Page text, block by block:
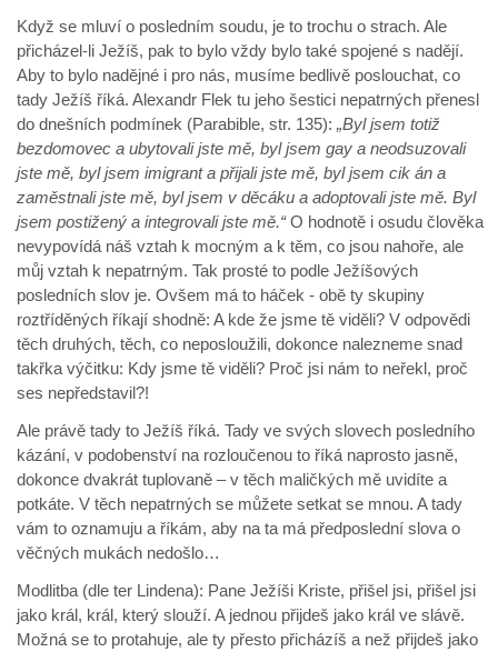
Když se mluví o posledním soudu, je to trochu o strach. Ale
přicházel-li Ježíš, pak to bylo vždy bylo také spojené s nadějí.
Aby to bylo nadějné i pro nás, musíme bedlivě poslouchat, co
tady Ježíš říká. Alexandr Flek tu jeho šestici nepatrných přenesl
do dnešních podmínek (Parabible, str. 135): „Byl jsem totiž
bezdomovec a ubytovali jste mě, byl jsem gay a neodsuzovali
jste mě, byl jsem imigrant a přijali jste mě, byl jsem cik án a
zaměstnali jste mě, byl jsem v děcáku a adoptovali jste mě. Byl
jsem postižený a integrovali jste mě.“O hodnotě i osudu člověka
nevypovídá náš vztah k mocným a k těm, co jsou nahoře, ale
můj vztah k nepatrným. Tak prosté to podle Ježíšových
posledních slov je. Ovšem má to háček - obě ty skupiny
roztříděných říkají shodně: A kde že jsme tě viděli? V odpovědi
těch druhých, těch, co neposloužili, dokonce nalezneme snad
takřka výčitku: Kdy jsme tě viděli? Proč jsi nám to neřekl, proč
ses nepředstavil?!
Ale právě tady to Ježíš říká. Tady ve svých slovech posledního
kázání, v podobenství na rozloučenou to říká naprosto jasně,
dokonce dvakrát tuplovaně – v těch maličkých mě uvidíte a
potkáte. V těch nepatrných se můžete setkat se mnou. A tady
vám to oznamuju a říkám, aby na ta má předposlední slova o
věčných mukách nedošlo…
Modlitba (dle ter Lindena): Pane Ježíši Kriste, přišel jsi, přišel jsi
jako král, král, který slouží. A jednou přijdeš jako král ve slávě.
Možná se to protahuje, ale ty přesto přicházíš a než přijdeš jako